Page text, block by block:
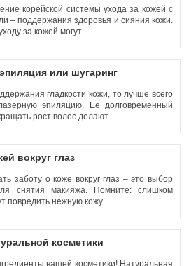
корейской системы ухода за кожей с
– поддержания здоровья и сияния кожи.
за кожей могут...
или шугаринг
гладкости кожи, то лучше всего
эпиляцию. Ее долговременный
рост волос делают...
вокруг глаз
заботу о коже вокруг глаз – это выбор
снятия макияжа. Помните: слишком
повредить нежную кожу...
косметики
вашей косметики! Натуральная